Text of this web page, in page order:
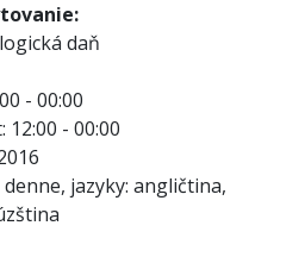
daň
- 00:00
- 00:00
denne, jazyky: angličtina,